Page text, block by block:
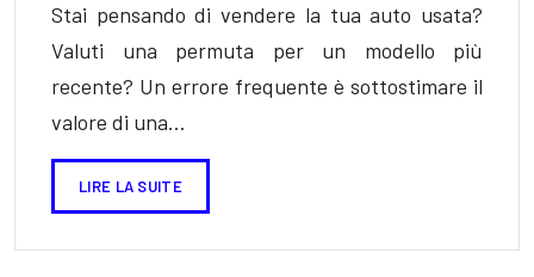
Stai pensando di vendere la tua auto usata?
Valuti una permuta per un modello più
recente? Un errore frequente è sottostimare il
valore di una…
LIRE LA SUITE